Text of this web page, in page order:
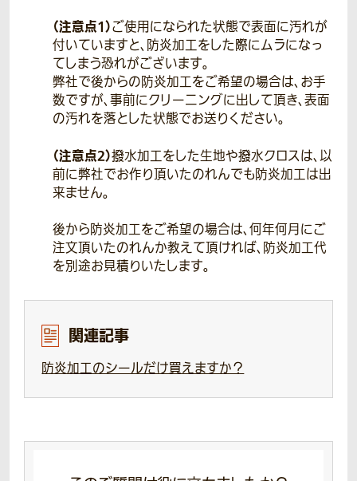
（注意点1）ご使用になられた状態で表面に汚れが
付いていますと、防炎加工をした際にムラになっ
てしまう恐れがございます。
弊社で後からの防炎加工をご希望の場合は、お手
数ですが、事前にクリーニングに出して頂き、表面
の汚れを落とした状態でお送りください。
（注意点2）撥水加工をした生地や撥水クロスは、以
前に弊社でお作り頂いたのれんでも防炎加工は出
来ません。
後から防炎加工をご希望の場合は、何年何月にご
注文頂いたのれんか教えて頂ければ、防炎加工代
を別途お見積りいたします。
関連記事
防炎加工のシールだけ買えますか？